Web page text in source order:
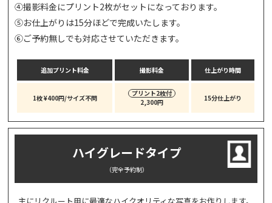
④撮影料金にプリント2枚がセットになっております。
⑤お仕上がりは15分ほどで完成いたします。
⑥ご予約無しでも対応させていただきます。
追加プリント料金 撮影料金 仕上がり時間
1枚 ¥400円/サイズ不問
プリント2枚付
2,300円
15分仕上がり
ハイグレードタイプ
（完全予約制）